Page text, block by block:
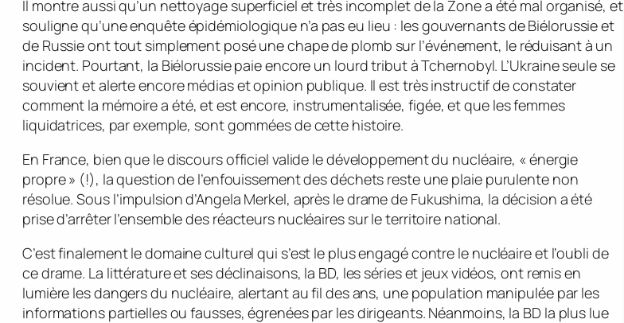
Il montre aussi qu’un nettoyage superficiel et très incomplet de la Zone a été mal organisé, et
souligne qu’une enquête épidémiologique n’a pas eu lieu : les gouvernants de Biélorussie et
de Russie ont tout simplement posé une chape de plomb sur l’événement, le réduisant à un
incident. Pourtant, la Biélorussie paie encore un lourd tribut à Tchernobyl. L’Ukraine seule se
souvient et alerte encore médias et opinion publique. Il est très instructif de constater
comment la mémoire a été, et est encore, instrumentalisée, figée, et que les femmes
liquidatrices, par exemple, sont gommées de cette histoire.
En France, bien que le discours officiel valide le développement du nucléaire, « énergie
propre » (!), la question de l’enfouissement des déchets reste une plaie purulente non
résolue. Sous l’impulsion d’Angela Merkel, après le drame de Fukushima, la décision a été
prise d’arrêter l’ensemble des réacteurs nucléaires sur le territoire national.
C’est finalement le domaine culturel qui s’est le plus engagé contre le nucléaire et l’oubli de
ce drame. La littérature et ses déclinaisons, la BD, les séries et jeux vidéos, ont remis en
lumière les dangers du nucléaire, alertant au fil des ans, une population manipulée par les
informations partielles ou fausses, égrenées par les dirigeants. Néanmoins, la BD la plus lue